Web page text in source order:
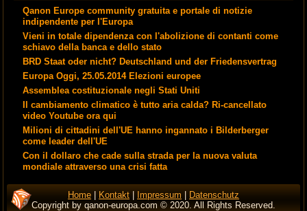
Qanon Europe community gratuita e portale di notizie
indipendente per l'Europa
Vieni in totale dipendenza con l'abolizione di contanti come
schiavo della banca e dello stato
BRD Staat oder nicht? Deutschland und der Friedensvertrag
Europa Oggi, 25.05.2014 Elezioni europee
Assemblea costituzionale negli Stati Uniti
Il cambiamento climatico è tutto aria calda? Ri-cancellato
video Youtube ora qui
Milioni di cittadini dell'UE hanno ingannato i Bilderberger
come leader dell'UE
Con il dollaro che cade sulla strada per la nuova valuta
mondiale attraverso una crisi fatta
Home Kontakt Impressum
Datenschutz
Copyright by qanon-europa.com © 2020. All Rights Reserved.